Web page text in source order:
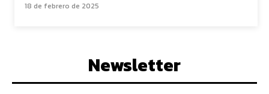
18 de febrero de 2025
Newsletter